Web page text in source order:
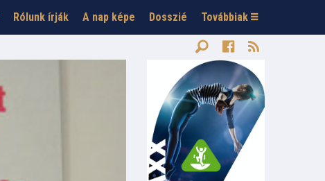
Rólunk írják A nap képe Dosszié Továbbiak